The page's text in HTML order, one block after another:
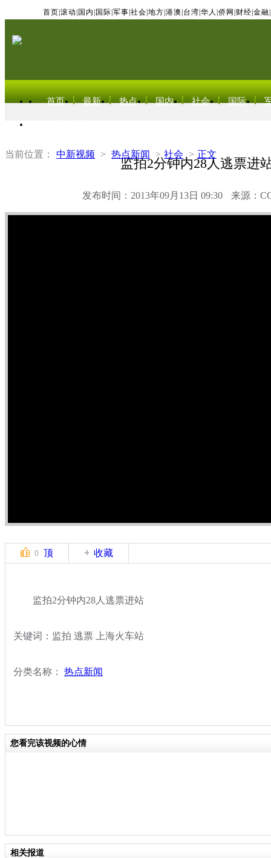
首页 滚动 国内 国际 军事 社会 地方 港澳 台湾 华人 侨网 财经 金融
首页 最新 热点 国内 社会 国际
当前位置： 中新视频 > 热点新闻 > 社会 > 正文
监拍2分钟内28人逃票进
发布时间：2013年09月13日 09:30 来源：
0 顶 收藏
监拍2分钟内28人逃票进站
关键词：监拍 逃票 上海火车站
分类名称： 热点新闻
您看完该视频的心情
相关报道